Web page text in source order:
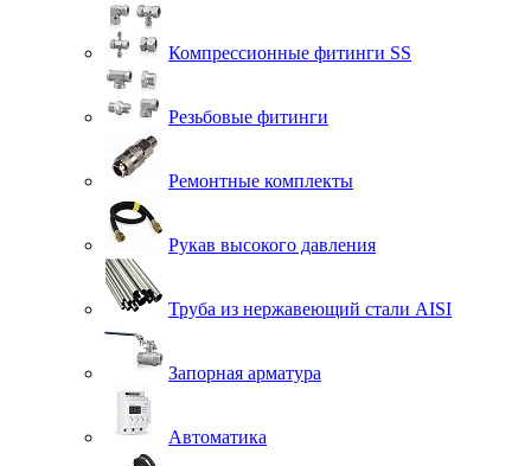
Компрессионные фитинги SS
Резьбовые фитинги
Ремонтные комплекты
Рукав высокого давления
Труба из нержавеющий стали AISI
Запорная арматура
Автоматика